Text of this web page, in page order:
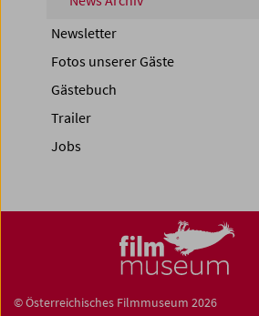
Newsletter
Fotos unserer Gäste
Gästebuch
Trailer
Jobs
© Österreichisches Filmmuseum 2026